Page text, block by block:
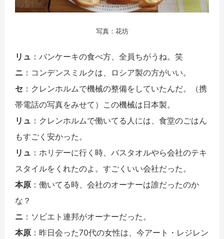
写真：花坊
リュ ：パンケーキの食べ方、全員ちがうね。笑
ニ ：コンデンスミルクは、ロシア製の方がいい。
セ ：クレンホルムで機械の整備をしていたんだ。（携
帯電話の写真をみせて）この機械は日本製。
リュ ：クレンホルムで働いてる人には、食堂のごはん
もすごく安かった。
リュ ：ホリデーに行く時、バスタオルやら会社のテキ
スタイルをくれたのよ。すごくいい会社だった。
本原 ：働いてる時、会社のオーナーは誰だったのか
な？
ニ ：ソビエト連邦がオーナーだった。
本原 ：昨日会った70代の女性は、今アート・レジレン